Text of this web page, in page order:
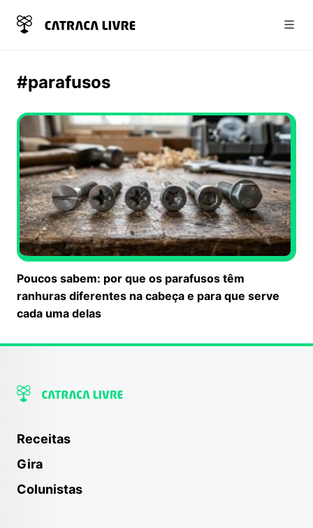
#parafusos
Poucos sabem: por que os parafusos têm
ranhuras diferentes na cabeça e para que serve
cada uma delas
Receitas
Gira
Colunistas